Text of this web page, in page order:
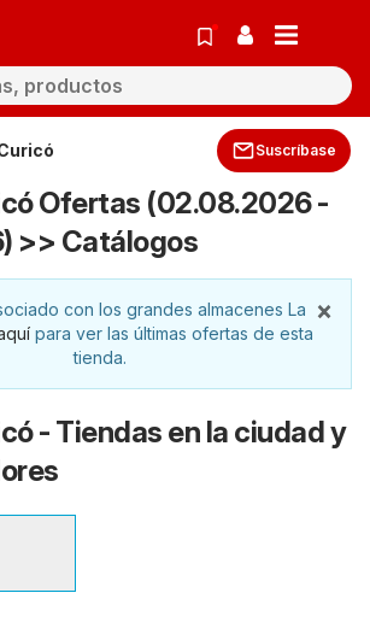
Suscríbase
Ofertas (02.08.2026 -
>> Catálogos
×
con los grandes almacenes La
para ver las últimas ofertas de esta
tienda.
- Tiendas en la ciudad y